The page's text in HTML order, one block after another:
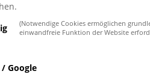
„Rund um die AWO“, für
kam beim „Publikum“
Getränken, lud DJ Patty
groß, hier wurde getanzt,
Begegnungsstätte
(Notwendige Cookies ermöglichen
einwandfreie Funktion der Website
Google